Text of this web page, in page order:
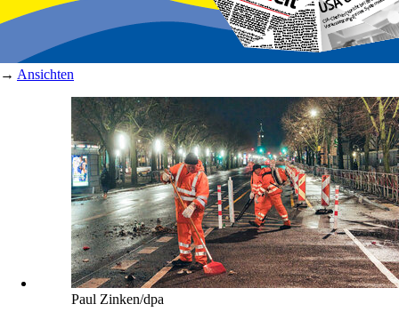
→ Ansichten
Paul Zinken/dpa